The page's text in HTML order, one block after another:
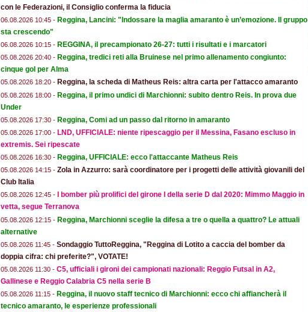
con le Federazioni, il Consiglio conferma la fiducia
06.08.2026 10:45 - Reggina, Lancini: "Indossare la maglia amaranto è un’emozione. Il gruppo
sta crescendo"
06.08.2026 10:15 - REGGINA, il precampionato 26-27: tutti i risultati e i marcatori
05.08.2026 20:40 - Reggina, tredici reti alla Bruinese nel primo allenamento congiunto:
cinque gol per Alma
05.08.2026 18:20 - Reggina, la scheda di Matheus Reis: altra carta per l'attacco amaranto
05.08.2026 18:00 - Reggina, il primo undici di Marchionni: subito dentro Reis. In prova due
Under
05.08.2026 17:30 - Reggina, Comi ad un passo dal ritorno in amaranto
05.08.2026 17:00 - LND, UFFICIALE: niente ripescaggio per il Messina, Fasano escluso in
extremis. Sei ripescate
05.08.2026 16:30 - Reggina, UFFICIALE: ecco l'attaccante Matheus Reis
05.08.2026 14:15 - Zola in Azzurro: sarà coordinatore per i progetti delle attività giovanili del
Club Italia
05.08.2026 12:45 -
I bomber più prolifici del girone I della serie D dal 2020: Mimmo Maggio in
vetta, segue Terranova
05.08.2026 12:15 - Reggina, Marchionni sceglie la difesa a tre o quella a quattro? Le attuali
alternative
05.08.2026 11:45 - Sondaggio TuttoReggina, "Reggina di Lotito a caccia del bomber da
doppia cifra: chi preferite?", VOTATE!
05.08.2026 11:30 - C5, ufficiali i gironi dei campionati nazionali: Reggio Futsal in A2,
Gallinese e Reggio Calabria C5 nella serie B
05.08.2026 11:15 - Reggina, il nuovo staff tecnico di Marchionni: ecco chi affiancherà il
tecnico amaranto, le esperienze professionali